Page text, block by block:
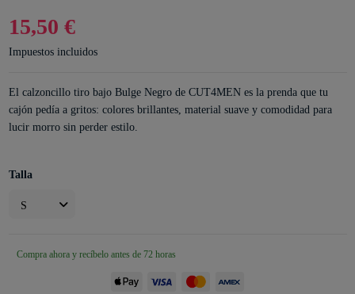
15,50 €
Impuestos incluidos
El calzoncillo tiro bajo Bulge Negro de CUT4MEN es la prenda que tu
cajón pedía a gritos: colores brillantes, material suave y comodidad para
lucir morro sin perder estilo.
Talla
Compra ahora y recíbelo antes de 72 horas